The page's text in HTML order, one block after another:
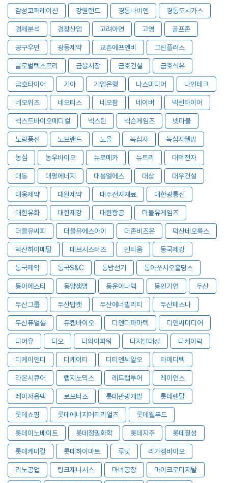
감성코퍼레이션 강원랜드 경동나비엔 경동도시가스
경제분석 경창산업 고려아연 고영 골프존
공구우먼 광동제약 교촌에프앤비 그린플러스
글로벌텍스프리 금융시장 금호건설 금호석유
금호타이어 기아 기업은행 나스미디어 나인테크
네오위즈 네오티스 네오팜 네이버 넥센타이어
넥스트바이오메디컬 넥스틴 넥슨게임즈 넷마블
노랑풍선 노브랜드 노을 녹십자 녹십자웰빙
농심 농우바이오 뉴로메카 뉴트리 대덕전자
대동 대명에너지 대봉엘에스 대상 대우건설
대웅제약 대원제약 대주전자재료 대한광통신
대한유화 대한제강 대한항공 더블유게임즈
더블유씨피 더블유에스아이 더존비즈온 덕산네오룩스
덕산하이메탈 데브시스터즈 덴티움 동국제강
동국제약 동국S&C 동방선기 동아쏘시오홀딩스
동아에스티 동양생명 동운아나텍 동인기연 두산
두산그룹 두산밥캣 두산에너빌리티 두산테스나
두산퓨얼셀 듀켐바이오 디앤디파마텍 디앤씨미디어
디어유 디오 디와이파워 디지털대성 디케이락
디케이앤디 디케이티 디티앤씨알오 라메디텍
라온시큐어 랩지노믹스 레드캡투어 레이언스
레이저옵텍 로보티즈 롯데관광개발 롯데렌탈
롯데쇼핑 롯데에너지머티리얼즈 롯데웰푸드
롯데이노베이트 롯데정밀화학 롯데지주 롯데칠성
롯데케미칼 롯데하이마트 루닛 리가켐바이오
리노공업 링크제니시스 마녀공장 마이크로디지탈